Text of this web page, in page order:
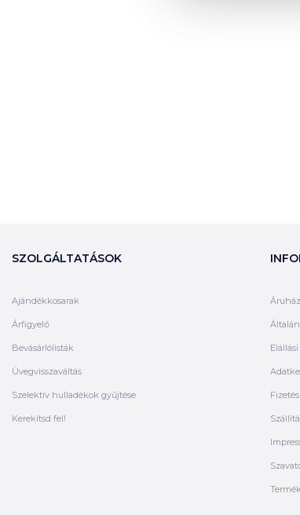
SZOLGÁLTATÁSOK
Ajándékkosarak
Árfigyelő
Bevásárlólisták
Üvegvisszaváltás
Szelektív hulladékok gyűjtése
Kerekítsd fel!